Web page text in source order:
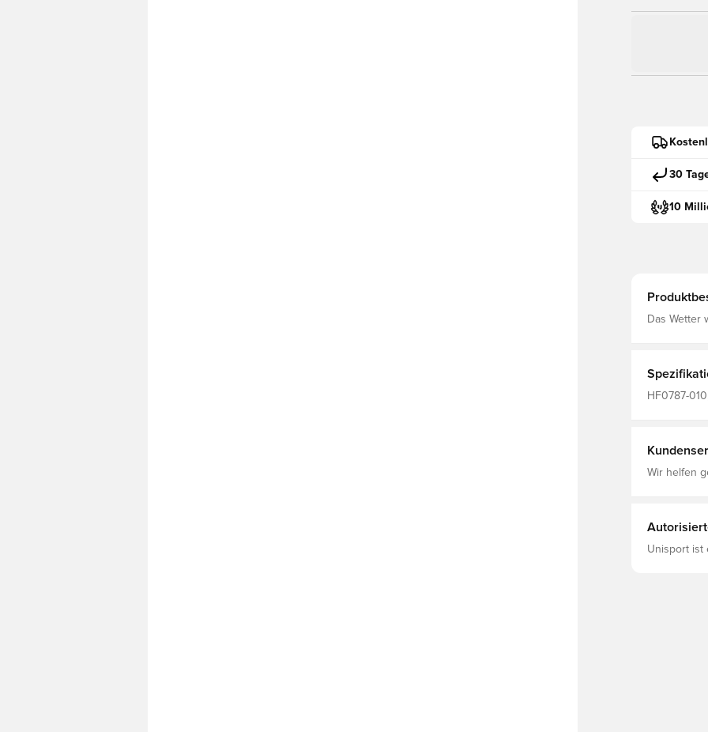
30
10
Das Wetter
du trocken
deinem
Polyester
HF0787-
Wir helfen
Unisport ist